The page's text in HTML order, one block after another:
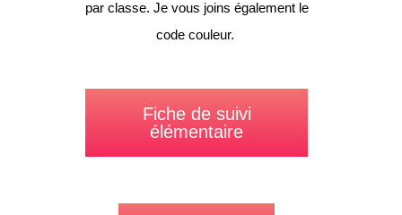
par classe. Je vous joins également le
code couleur.
Fiche de suivi
élémentaire